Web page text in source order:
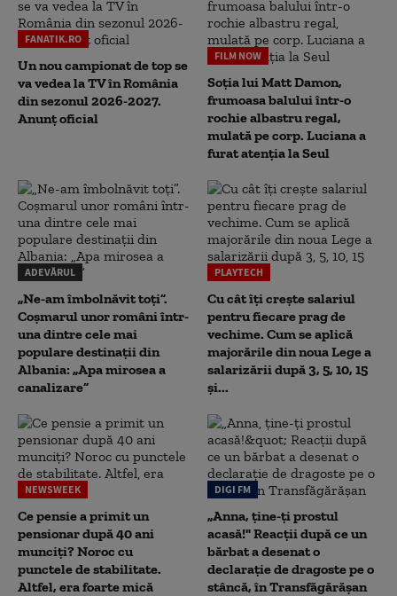
FANATIK.RO
Un nou campionat de top se
va vedea la TV în România
din sezonul 2026-2027.
Anunț oficial
FILM NOW
Soția lui Matt Damon,
frumoasa balului într-o
rochie albastru regal,
mulată pe corp. Luciana a
furat atenția la Seul
ADEVĂRUL
„Ne-am îmbolnăvit toți”.
Coșmarul unor români într-
una dintre cele mai
populare destinații din
Albania: „Apa mirosea a
canalizare”
PLAYTECH
Cu cât îți crește salariul
pentru fiecare prag de
vechime. Cum se aplică
majorările din noua Lege a
salarizării după 3, 5, 10, 15
și...
NEWSWEEK
Ce pensie a primit un
pensionar după 40 ani
munciți? Noroc cu
punctele de stabilitate.
Altfel, era foarte mică
DIGI FM
„Anna, ţine-ţi prostul
acasă!" Reacţii după ce un
bărbat a desenat o
declaraţie de dragoste pe o
stâncă, în Transfăgărăşan